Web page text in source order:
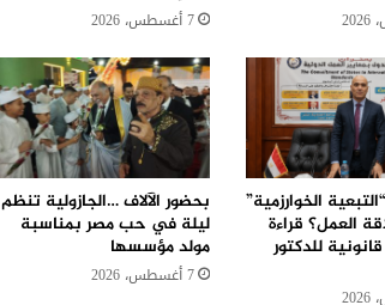
7 أغسطس، 2026
الخوارزمية”
العمل؟ قراءة
للدكتور
بحضور الآلاف …الجازولية تنظم
ليلة في حب مصر بمناسبة
مولد مؤسسها
7 أغسطس، 2026